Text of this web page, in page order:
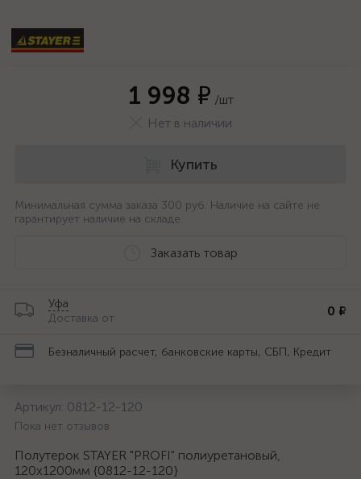
1 998 ₽ /шт
Нет в наличии
Купить
Минимальная сумма заказа 300 руб. Наличие на сайте не
гарантирует наличие на складе.
Заказать товар
Уфа
Доставка от
0 ₽
Безналичный расчет, банковские карты, СБП, Кредит
Артикул: 0812-12-120
Пока нет отзывов
Полутерок STAYER "PROFI" полиуретановый,
120x1200мм {0812-12-120}